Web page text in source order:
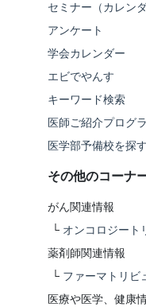
セミナー（カレンダ
アンケート
学会カレンダー
エビでやんす
キーワード検索
医師ご紹介プログ
医学部予備校を探す
その他のコーナ
がん関連情報
└ オンコロジート
薬剤師関連情報
└ ファーマトリビ
医療や医学、健康